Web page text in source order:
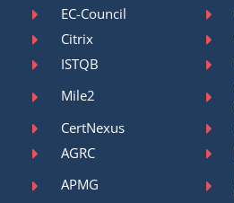
EC-Council
Citrix
ISTQB
Mile2
CertNexus
AGRC
APMG